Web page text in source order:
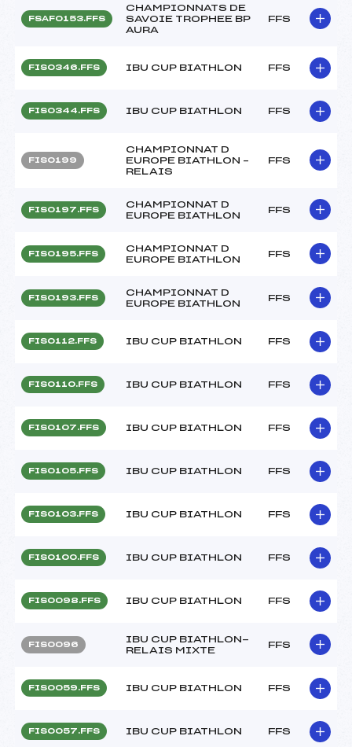
FSAF0153.FFS
CHAMPIONNATS DE
SAVOIE TROPHEE BP
AURA
FFS
FIS0346.FFS IBU CUP BIATHLON FFS
FIS0344.FFS IBU CUP BIATHLON FFS
FIS0199
CHAMPIONNAT D
EUROPE BIATHLON –
RELAIS
FFS
FIS0197.FFS
CHAMPIONNAT D
EUROPE BIATHLON
FFS
FIS0195.FFS
CHAMPIONNAT D
EUROPE BIATHLON
FFS
FIS0193.FFS
CHAMPIONNAT D
EUROPE BIATHLON
FFS
FIS0112.FFS IBU CUP BIATHLON FFS
FIS0110.FFS IBU CUP BIATHLON FFS
FIS0107.FFS IBU CUP BIATHLON FFS
FIS0105.FFS IBU CUP BIATHLON FFS
FIS0103.FFS IBU CUP BIATHLON FFS
FIS0100.FFS IBU CUP BIATHLON FFS
FIS0098.FFS IBU CUP BIATHLON FFS
FIS0096
IBU CUP BIATHLON-
RELAIS MIXTE
FFS
FIS0059.FFS IBU CUP BIATHLON FFS
FIS0057.FFS IBU CUP BIATHLON FFS